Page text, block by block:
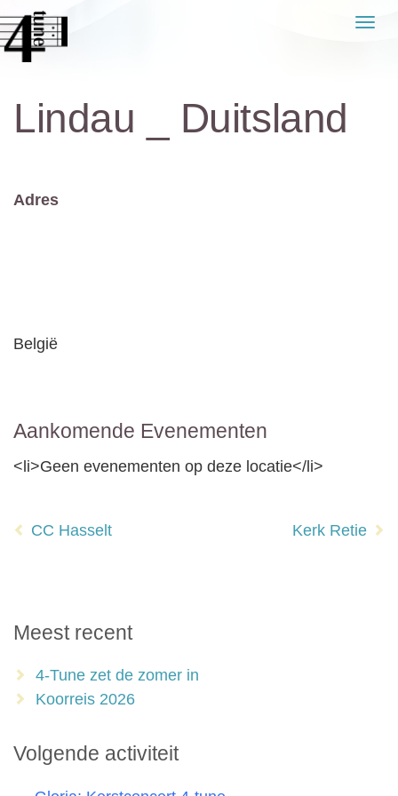
Naar
de
inhoud
Lindau _ Duitsland
Adres
België
Aankomende Evenementen
<li>Geen evenementen op deze locatie</li>
navigatie
CC Hasselt Kerk Retie
Meest recent
4-Tune zet de zomer in
Koorreis 2026
Volgende activiteit